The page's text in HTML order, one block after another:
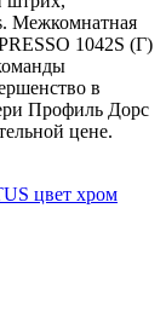
Межкомнатная
1042S (Г)
в
Профиль Дорс
цене.